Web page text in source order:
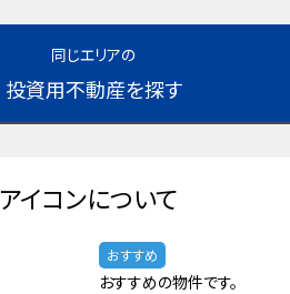
同じエリアの
投資用不動産を探す
アイコンについて
おすすめ
おすすめの物件です。